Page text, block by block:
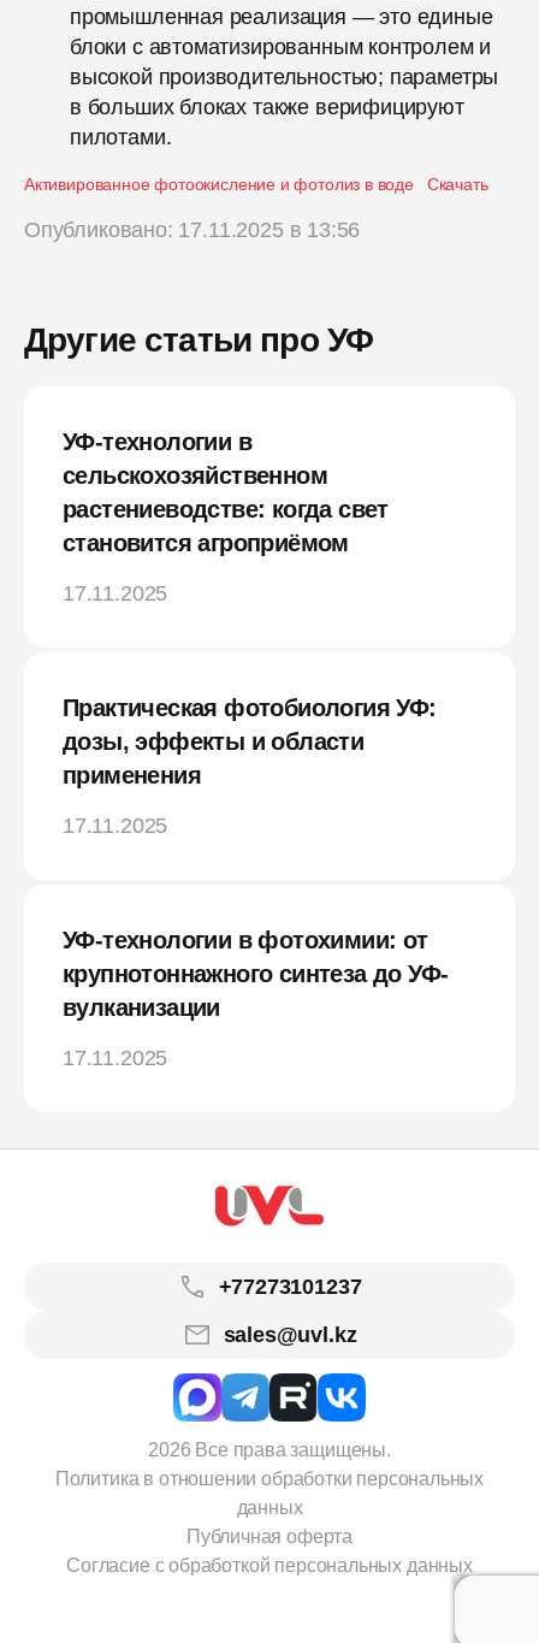
промышленная реализация — это единые
блоки с автоматизированным контролем и
высокой производительностью; параметры
в больших блоках также верифицируют
пилотами.
Активированное фотоокисление и фотолиз в воде Скачать
Опубликовано: 17.11.2025 в 13:56
Другие статьи про УФ
УФ-технологии в
сельскохозяйственном
растениеводстве: когда свет
становится агроприёмом
17.11.2025
Практическая фотобиология УФ:
дозы, эффекты и области
применения
17.11.2025
УФ-технологии в фотохимии: от
крупнотоннажного синтеза до УФ-
вулканизации
17.11.2025
+77273101237
sales@uvl.kz
2026 Все права защищены.
Политика в отношении обработки персональных
данных
Публичная оферта
Согласие с обработкой персональных данных